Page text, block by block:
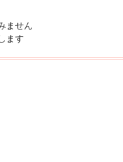
ません
ます